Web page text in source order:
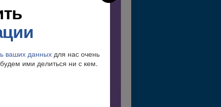
ваших данныхдля нас очень
ими делиться ни с кем.